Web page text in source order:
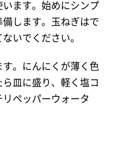
ます。始めにシンプ
します。玉ねぎはで
いでください。
。にんにくが薄く色
皿に盛り、軽く塩コ
ペッパーウォータ